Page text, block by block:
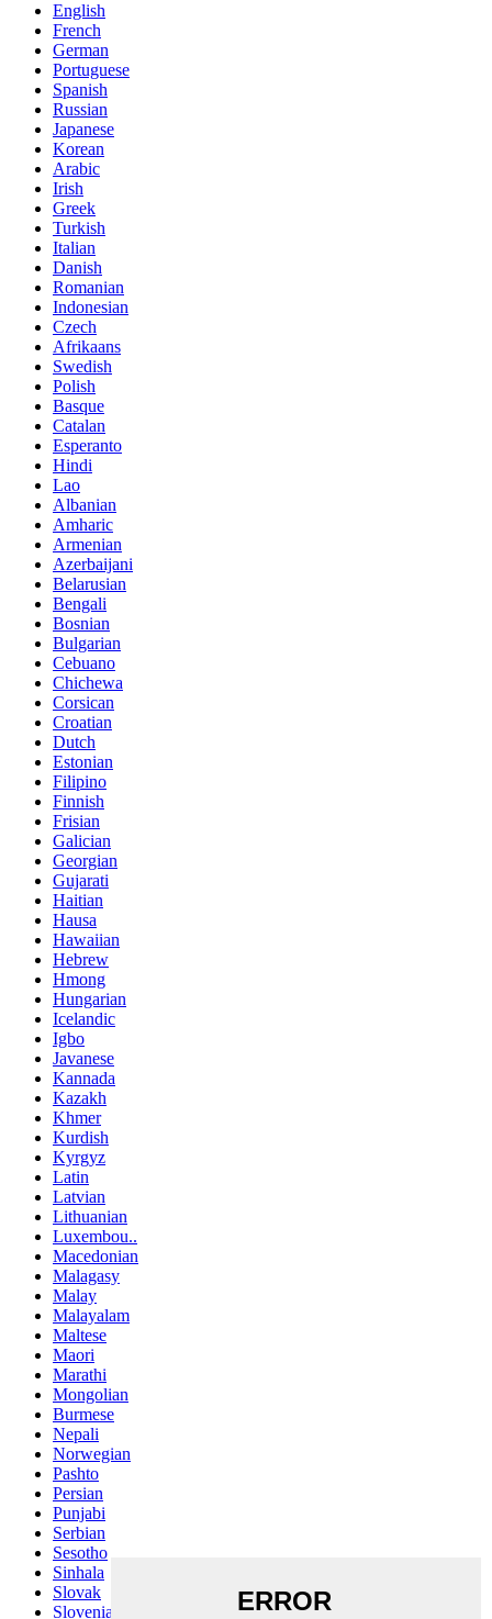
English
French
German
Portuguese
Spanish
Russian
Japanese
Korean
Arabic
Irish
Greek
Turkish
Italian
Danish
Romanian
Indonesian
Czech
Afrikaans
Swedish
Polish
Basque
Catalan
Esperanto
Hindi
Lao
Albanian
Amharic
Armenian
Azerbaijani
Belarusian
Bengali
Bosnian
Bulgarian
Cebuano
Chichewa
Corsican
Croatian
Dutch
Estonian
Filipino
Finnish
Frisian
Galician
Georgian
Gujarati
Haitian
Hausa
Hawaiian
Hebrew
Hmong
Hungarian
Icelandic
Igbo
Javanese
Kannada
Kazakh
Khmer
Kurdish
Kyrgyz
Latin
Latvian
Lithuanian
Luxembou..
Macedonian
Malagasy
Malay
Malayalam
Maltese
Maori
Marathi
Mongolian
Burmese
Nepali
Norwegian
Pashto
Persian
Punjabi
Serbian
Sesotho
Sinhala
Slovak
Slovenian